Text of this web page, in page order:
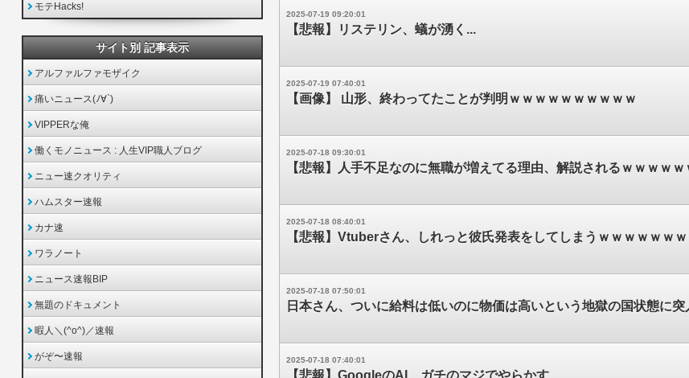
2025-07-19 09:20:01
【悲報】リステリン、蟻が湧く...
2025-07-19 07:40:01
【画像】 山形、終わってたことが判明ｗｗｗｗｗｗｗｗｗｗ
2025-07-18 09:30:01
【悲報】人手不足なのに無職が増えてる理由、解説されるｗｗｗｗｗ
2025-07-18 08:40:01
【悲報】Vtuberさん、しれっと彼氏発表をしてしまうｗｗｗｗｗｗｗ
2025-07-18 07:50:01
日本さん、ついに給料は低いのに物価は高いという地獄の国状態に突
2025-07-18 07:40:01
【悲報】GoogleのAI、ガチのマジでやらかす……
モテHacks!
サイト別 記事表示
アルファルファモザイク
痛いニュース(ﾉ∀`)
VIPPERな俺
働くモノニュース : 人生VIP職人ブログ
ニュー速クオリティ
ハムスター速報
カナ速
ワラノート
ニュース速報BIP
無題のドキュメント
暇人＼(^o^)／速報
がぞ〜速報